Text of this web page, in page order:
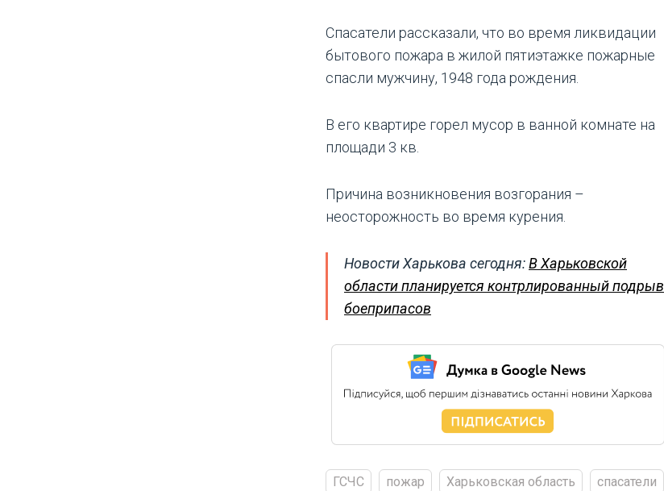
Спасатели рассказали, что во время ликвидации
бытового пожара в жилой пятиэтажке пожарные
спасли мужчину, 1948 года рождения.
В его квартире горел мусор в ванной комнате на
площади 3 кв.
Причина возникновения возгорания –
неосторожность во время курения.
Новости Харькова сегодня:В Харьковской
области планируется контрлированный подрыв
боеприпасов
ГСЧС пожар Харьковская область
спасатели